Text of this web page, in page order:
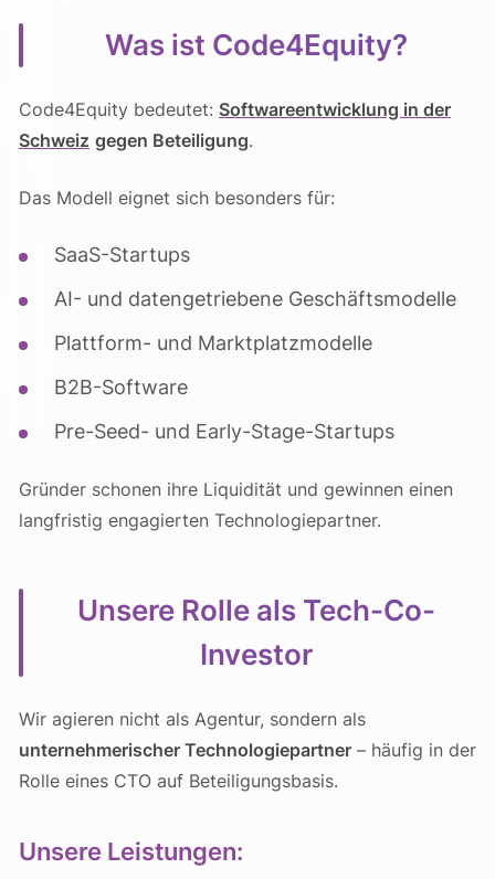
Was ist Code4Equity?
Code4Equity bedeutet: Softwareentwicklung in der
Schweiz gegen Beteiligung.
Das Modell eignet sich besonders für:
SaaS-Startups
AI- und datengetriebene Geschäftsmodelle
Plattform- und Marktplatzmodelle
B2B-Software
Pre-Seed- und Early-Stage-Startups
Gründer schonen ihre Liquidität und gewinnen einen
langfristig engagierten Technologiepartner.
Unsere Rolle als Tech-Co-
Investor
Wir agieren nicht als Agentur, sondern als
unternehmerischer Technologiepartner – häufig in der
Rolle eines CTO auf Beteiligungsbasis.
Unsere Leistungen: